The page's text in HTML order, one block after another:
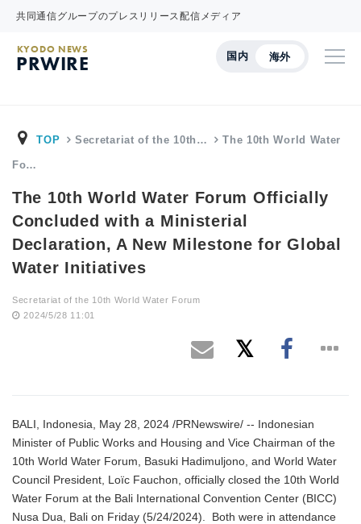
共同通信グループのプレスリリース配信メディア
国内 海外
KYODO NEWS
PRWIRE
TOP Secretariat of the 10th… The 10th World Water
Fo…
The 10th World Water Forum Officially
Concluded with a Ministerial
Declaration, A New Milestone for Global
Water Initiatives
Secretariat of the 10th World Water Forum
2024/5/28 11:01
BALI, Indonesia, May 28, 2024 /PRNewswire/ -- Indonesian
Minister of Public Works and Housing and Vice Chairman of the
10th World Water Forum, Basuki Hadimuljono, and World Water
Council President, Loïc Fauchon, officially closed the 10th World
Water Forum at the Bali International Convention Center (BICC)
Nusa Dua, Bali on Friday (5/24/2024). Both were in attendance